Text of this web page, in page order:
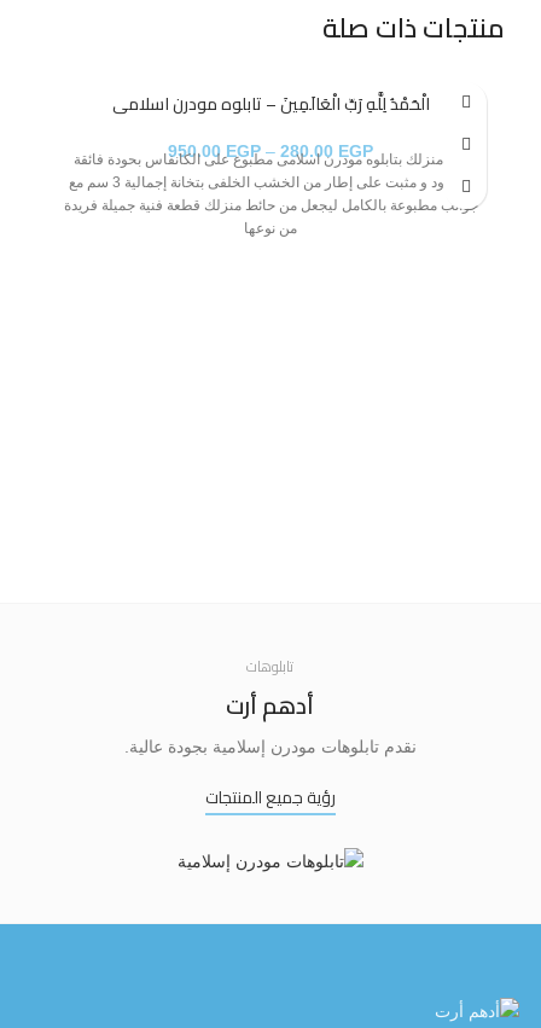
منتجات ذات صلة
الْحَمْدُ لِلَّهِ رَبِّ الْعَالَمِينَ – تابلوه مودرن اسلامى
280.00 EGP
–
950.00 EGP
زين منزلك بتابلوه مودرن اسلامى مطبوع على الكانفاس بحودة فائقة
مشدود و مثبت على إطار من الخشب الخلفى بتخانة إجمالية 3 سم مع
جوانب مطبوعة بالكامل ليجعل من حائط منزلك قطعة فنية جميلة فريدة
من نوعها
تابلوهات
أدهم أرت
نقدم تابلوهات مودرن إسلامية بجودة عالية.
رؤية جميع المنتجات